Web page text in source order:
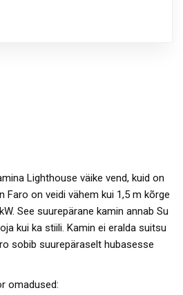
Lighthouse väike vend, kuid on
Faro on veidi vähem kui 1,5 m kõrge
See suurepärane kamin annab Su
kui ka stiili. Kamin ei eralda suitsu
sobib suurepäraselt hubasesse
omadused: